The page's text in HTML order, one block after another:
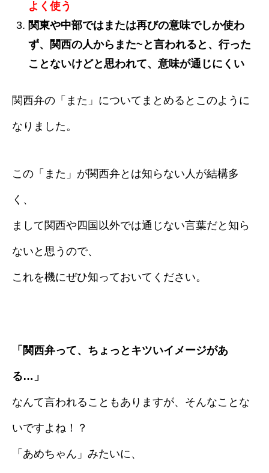
よく使う
関東や中部ではまたは再びの意味でしか使わ
ず、関西の人からまた~と言われると、行った
ことないけどと思われて、意味が通じにくい
関西弁の「また」についてまとめるとこのように
なりました。
この「また」が関西弁とは知らない人が結構多
く、
まして関西や四国以外では通じない言葉だと知ら
ないと思うので、
これを機にぜひ知っておいてください。
「関西弁って、ちょっとキツいイメージがあ
る…」
なんて言われることもありますが、そんなことな
いですよね！？
「あめちゃん」みたいに、